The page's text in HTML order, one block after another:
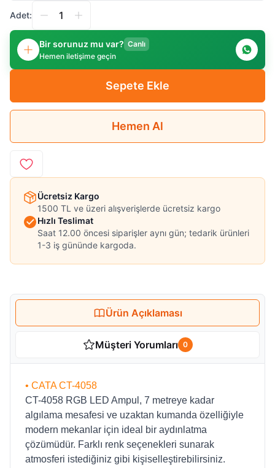
Adet:
Bir sorunuz mu var? Canlı
Hemen iletişime geçin
Sepete Ekle
Hemen Al
Ücretsiz Kargo
1500 TL ve üzeri alışverişlerde ücretsiz kargo
Hızlı Teslimat
Saat 12.00 öncesi siparişler aynı gün; tedarik ürünleri
1-3 iş gününde kargoda.
Ürün Açıklaması
Müşteri Yorumları 0
• CATA CT-4058
CT-4058 RGB LED Ampul, 7 metreye kadar
algılama mesafesi ve uzaktan kumanda özelliğiyle
modern mekanlar için ideal bir aydınlatma
çözümüdür. Farklı renk seçenekleri sunarak
atmosferi istediğiniz gibi kişiselleştirebilirsiniz.